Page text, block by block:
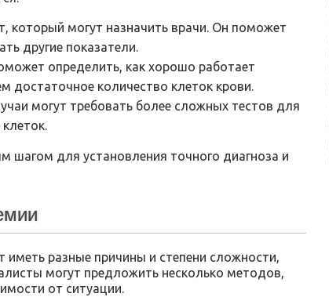
который могут назначить врачи. Он поможет
другие показатели.
определить, как хорошо работает
достаточное количество клеток крови.
могут требовать более сложных тестов для
шагом для установления точного диагноза и
иметь разные причины и степени сложности,
могут предложить несколько методов,
от ситуации.